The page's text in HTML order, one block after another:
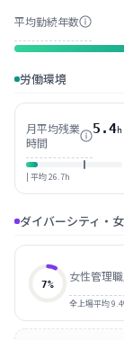
平均勤続年数
労働環境
月平均残業
時間
5.4h
| 平均26.7h
ダイバーシティ・
7%
女性管理
全上場平均